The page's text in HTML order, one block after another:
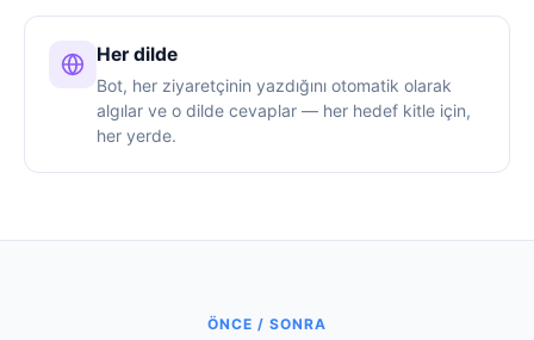
Her dilde
Bot, her ziyaretçinin yazdığını otomatik olarak
algılar ve o dilde cevaplar — her hedef kitle için,
her yerde.
ÖNCE / SONRA